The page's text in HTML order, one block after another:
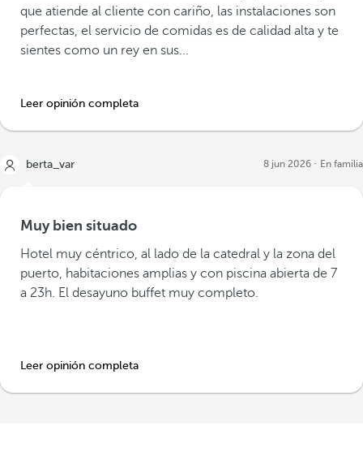
que atiende al cliente con cariño, las instalaciones son
perfectas, el servicio de comidas es de calidad alta y te
sientes como un rey en sus...
Leer opinión completa
berta_var 8 jun 2026 En familia
Muy bien situado
Hotel muy céntrico, al lado de la catedral y la zona del
puerto, habitaciones amplias y con piscina abierta de 7
a 23h. El desayuno buffet muy completo.
Leer opinión completa